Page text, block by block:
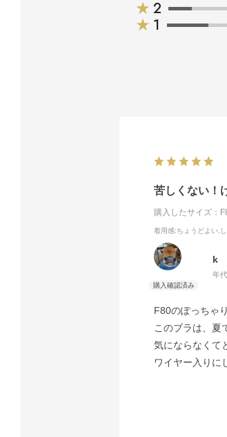
★ 2
★ 1
苦しくない！
購入したサイズ：
着用感:ちょうどよい,
k
年
F80のぽっちゃ
このブラは、夏
気にならなくて
ワイヤー入りに